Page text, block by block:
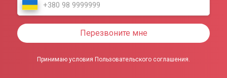
Перезвоните мне
Принимаю условия Пользовательского соглашения.